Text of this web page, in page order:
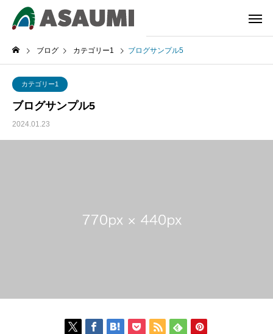
ブログ カテゴリー1 ブログサンプル5
カテゴリー1
ブログサンプル5
2024.01.23